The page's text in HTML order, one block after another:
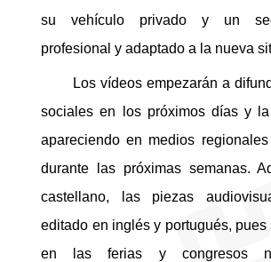
su vehículo privado y un
profesional y adaptado a la nueva
Los vídeos empezarán a
sociales en los próximos días y
apareciendo en medios
durante las próximas semanas.
castellano, las piezas
editado en inglés y portugués, pues
en las ferias y congresos